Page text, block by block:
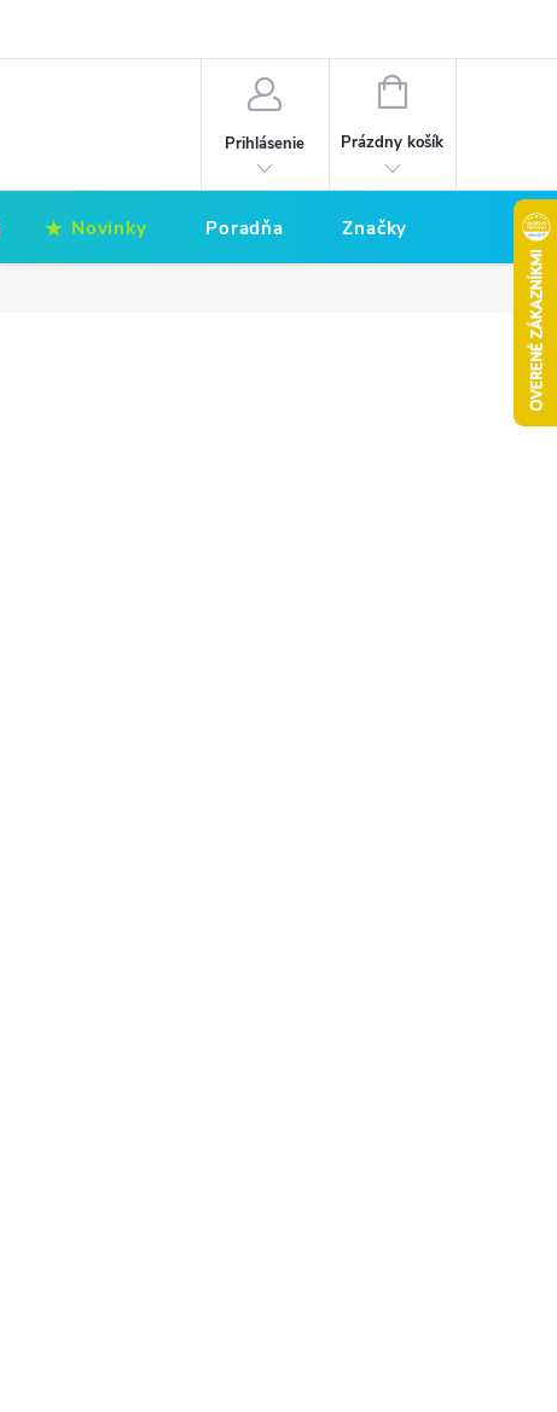
Prihlásenie
NÁKUPNÝ
Prázdny košík
Novinky Poradňa Značky